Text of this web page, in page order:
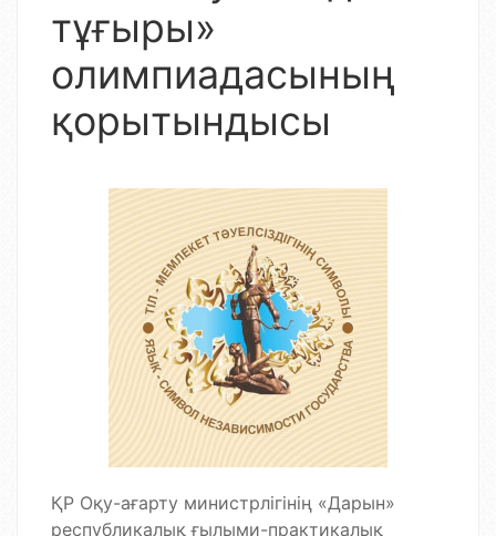
тұғыры»
олимпиадасының
қорытындысы
ҚР Оқу-ағарту министрлігінің «Дарын»
республикалық ғылыми-практикалық